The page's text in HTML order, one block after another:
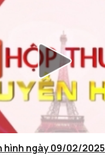
hình ngày 09/02/2025